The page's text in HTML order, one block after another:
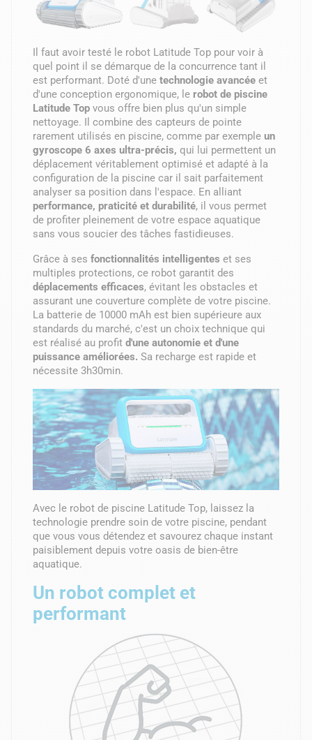
Il faut avoir testé le robot Latitude Top pour voir à
quel point il se démarque de la concurrence tant il
est performant. Doté d'une technologie avancée et
d'une conception ergonomique, le robot de piscine
Latitude Top vous offre bien plus qu'un simple
nettoyage. Il combine des capteurs de pointe
rarement utilisés en piscine, comme par exemple un
gyroscope 6 axes ultra-précis, qui lui permettent un
déplacement véritablement optimisé et adapté à la
configuration de la piscine car il sait parfaitement
analyser sa position dans l'espace. En alliant
performance, praticité et durabilité, il vous permet
de profiter pleinement de votre espace aquatique
sans vous soucier des tâches fastidieuses.
Grâce à ses fonctionnalités intelligentes et ses
multiples protections, ce robot garantit des
déplacements efficaces, évitant les obstacles et
assurant une couverture complète de votre piscine.
La batterie de 10000 mAh est bien supérieure aux
standards du marché, c'est un choix technique qui
est réalisé au profit d'une autonomie et d'une
puissance améliorées. Sa recharge est rapide et
nécessite 3h30min.
Avec le robot de piscine Latitude Top, laissez la
technologie prendre soin de votre piscine, pendant
que vous vous détendez et savourez chaque instant
paisiblement depuis votre oasis de bien-être
aquatique.
Un robot complet et
performant